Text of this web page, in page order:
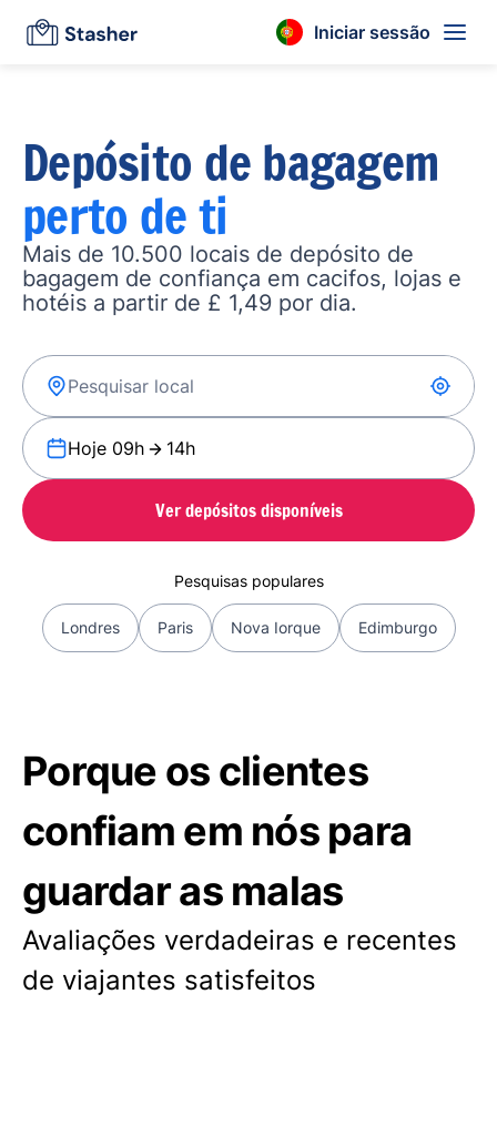
Iniciar sessão
Depósito de bagagem
perto de ti
Mais de 10.500 locais de depósito de
bagagem de confiança em cacifos, lojas e
hotéis a partir de £ 1,49 por dia.
Hoje 09h 14h
Ver depósitos disponíveis
Pesquisas populares
Londres Paris Nova Iorque Edimburgo
Porque os clientes
confiam em nós para
guardar as malas
Avaliações verdadeiras e recentes
de viajantes satisfeitos